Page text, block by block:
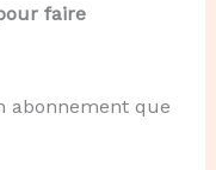
faire
abonnement que